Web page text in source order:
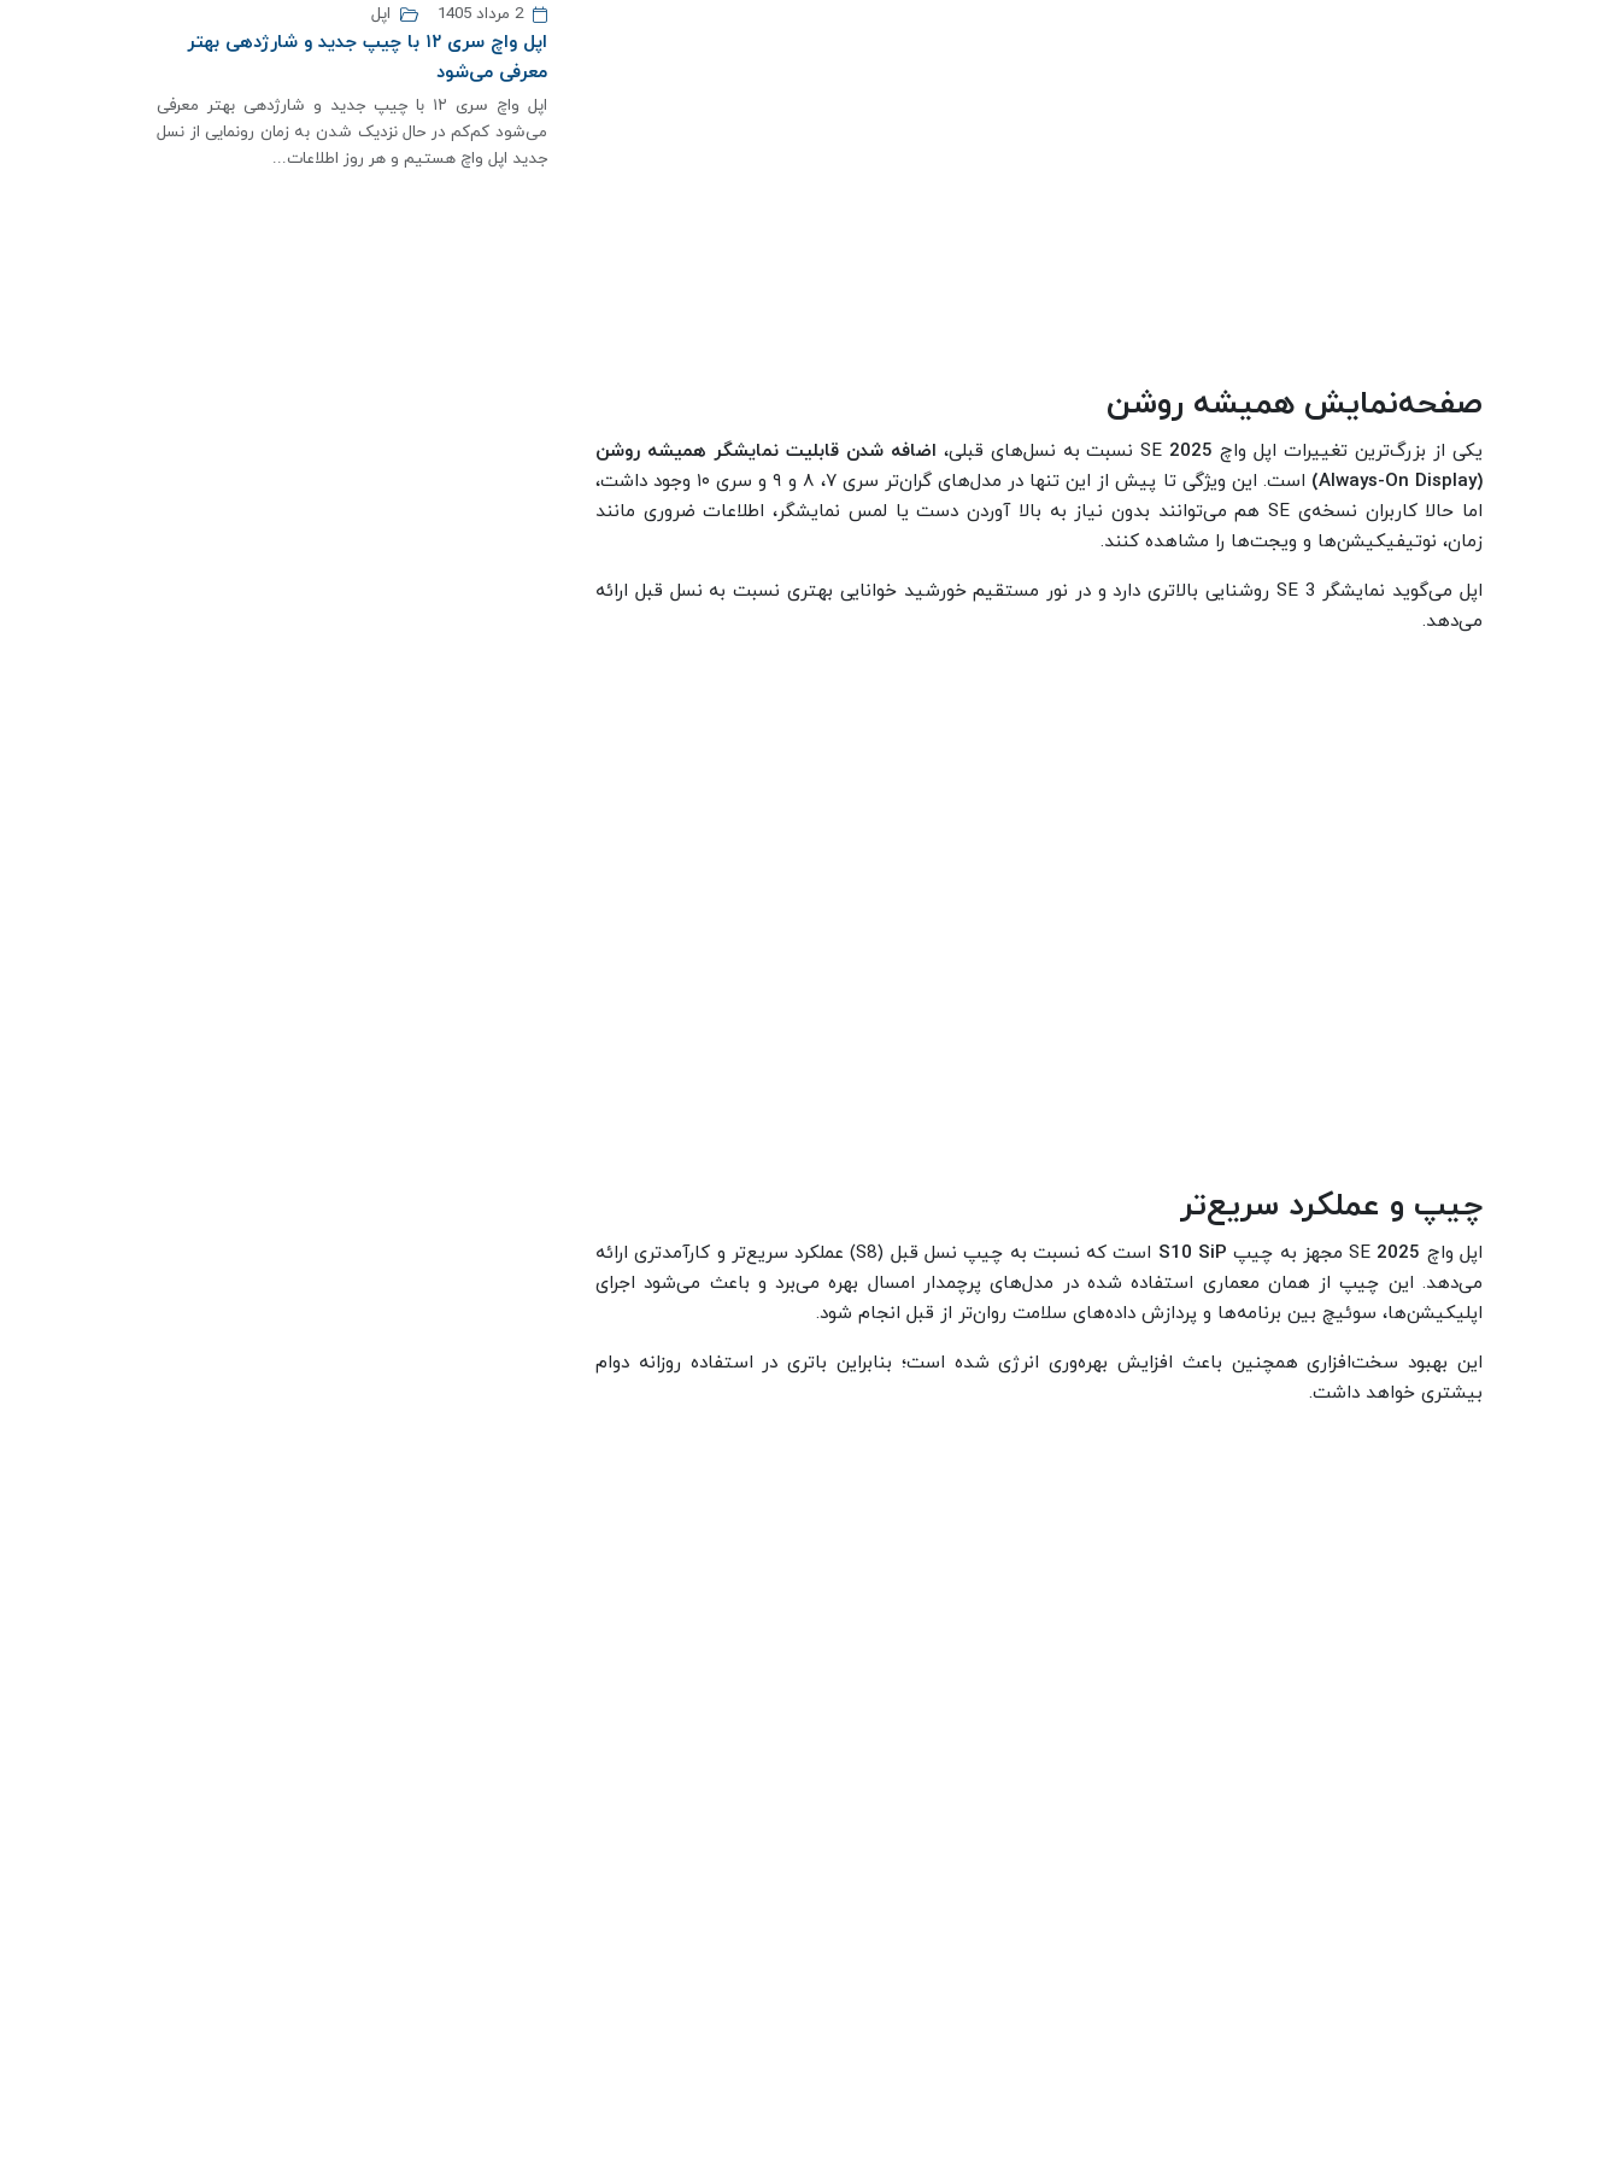
صفحه‌نمایش همیشه روشن
یکی از بزرگ‌ترین تغییرات اپل واچ SE 2025 نسبت به نسل‌های قبلی، اضافه شدن قابلیت نمایشگر همیشه روشن
(Always-On Display)
است. این ویژگی تا پیش از این تنها در مدل‌های گران‌تر سری ۷، ۸ و ۹ و سری ۱۰ وجود داشت،
اما حالا کاربران نسخه‌ی SE هم می‌توانند بدون نیاز به بالا آوردن دست یا لمس نمایشگر، اطلاعات ضروری مانند
زمان، نوتیفیکیشن‌ها و ویجت‌ها را مشاهده کنند.
اپل می‌گوید نمایشگر SE 3 روشنایی بالاتری دارد و در نور مستقیم خورشید خوانایی بهتری نسبت به نسل قبل ارائه
می‌دهد.
چیپ و عملکرد سریع‌تر
اپل واچ SE 2025 مجهز به چیپ S10 SiP
است که نسبت به چیپ نسل قبل (S8) عملکرد سریع‌تر و کارآمدتری ارائه
می‌دهد. این چیپ از همان معماری استفاده شده در مدل‌های پرچمدار امسال بهره می‌برد و باعث می‌شود اجرای
اپلیکیشن‌ها، سوئیچ بین برنامه‌ها و پردازش داده‌های سلامت روان‌تر از قبل انجام شود.
این بهبود سخت‌افزاری همچنین باعث افزایش بهره‌وری انرژی شده است؛ بنابراین باتری در استفاده روزانه دوام
بیشتری خواهد داشت.
2 مرداد 1405
اپل
اپل واچ سری ۱۲ با چیپ جدید و شارژدهی بهتر
معرفی می‌شود
اپل واچ سری ۱۲ با چیپ جدید و شارژدهی بهتر معرفی
می‌شود کم‌کم در حال نزدیک شدن به زمان رونمایی از نسل
جدید اپل واچ هستیم و هر روز اطلاعات...